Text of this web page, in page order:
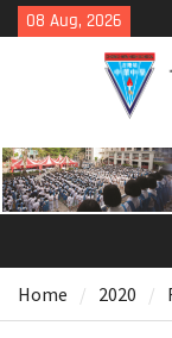
Skip
to
08 Aug, 2026
Home 2020